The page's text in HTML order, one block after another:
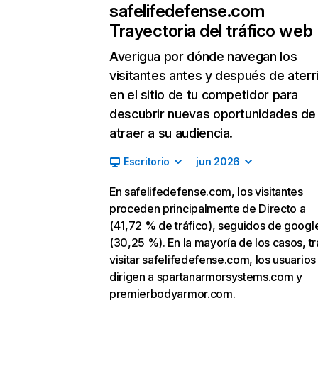
safelifedefense.com
Trayectoria del tráfico web
Averigua por dónde navegan los
visitantes antes y después de
en el sitio de tu competidor para
descubrir nuevas oportunidades de
atraer a su audiencia.
Escritorio jun 2026
En safelifedefense.com, los visitantes
proceden principalmente de Directo a
(41,72 % de tráfico), seguidos de
(30,25 %). En la mayoría de los casos,
visitar safelifedefense.com, los usuarios
dirigen a spartanarmorsystems.com y
premierbodyarmor.com.